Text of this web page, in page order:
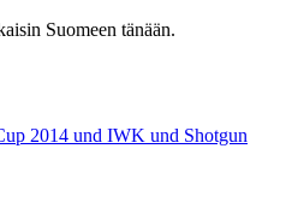
Suomeen tänään.
2014 und IWK und Shotgun